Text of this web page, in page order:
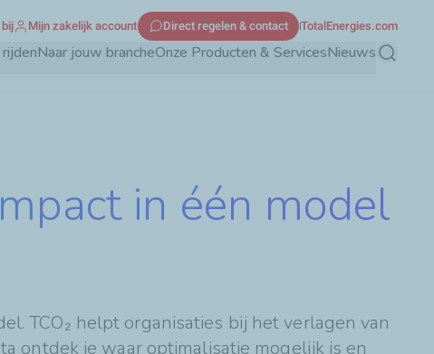
Naar jouw brancheOnze Producten & ServicesNieuws Zoeken
Mijn zakelijk account Direct regelen & contact TotalEnergies.com
in één model
TCO₂ helpt organisaties bij het verlagen van
ontdek je waar optimalisatie mogelijk is en